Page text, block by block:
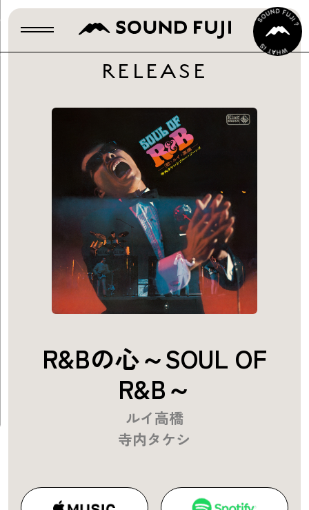
RELEASE
R&Bの心～SOUL OF
R&B～
ルイ高橋
寺内タケシ